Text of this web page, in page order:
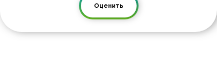
Оценить